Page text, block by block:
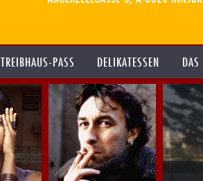
TREIBHAUS-PASS DELIKATESSEN